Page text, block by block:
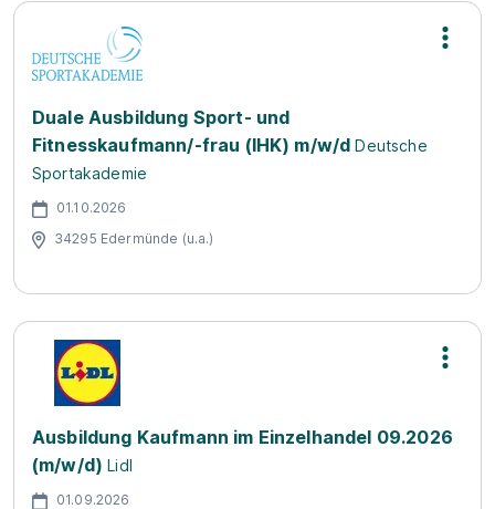
Duale Ausbildung Sport- und
Fitnesskaufmann/-frau (IHK) m/w/d Deutsche
Sportakademie
01.10.2026
34295 Edermünde (u.a.)
Ausbildung Kaufmann im Einzelhandel 09.2026
(m/w/d) Lidl
01.09.2026